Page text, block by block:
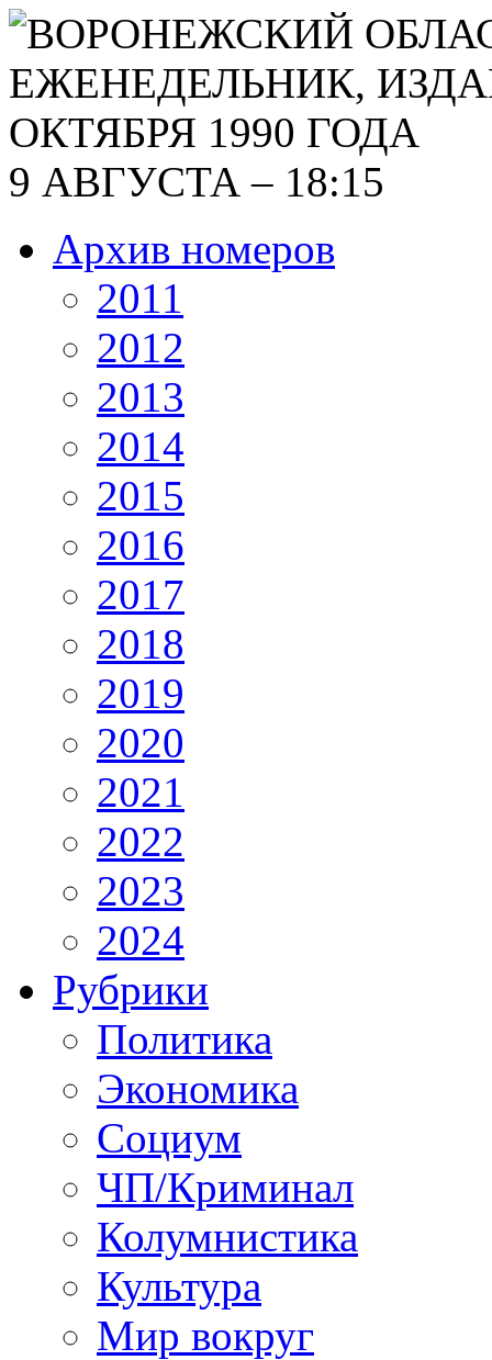
9 АВГУСТА – 18:15
Архив номеров
2011
2012
2013
2014
2015
2016
2017
2018
2019
2020
2021
2022
2023
2024
Рубрики
Политика
Экономика
Социум
ЧП/Криминал
Колумнистика
Культура
Мир вокруг